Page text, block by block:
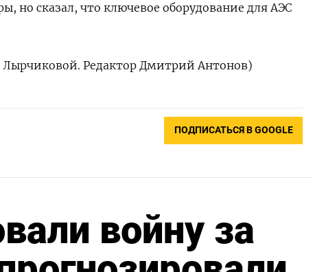
но сказал, что ключевое оборудование ​для АЭС
Лырчиковой. Редактор Дмитрий Антонов)
ПОДПИСАТЬСЯ В GOOGLE
войну за